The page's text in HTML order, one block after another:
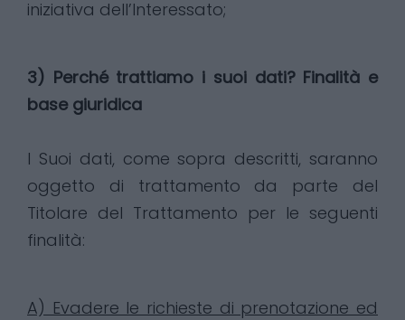
iniziativa dell’Interessato;
3) Perché trattiamo i suoi dati? Finalità e
base giuridica
I Suoi dati, come sopra descritti, saranno
oggetto di trattamento da parte del
Titolare del Trattamento per le seguenti
finalità:
A) Evadere le richieste di prenotazione ed